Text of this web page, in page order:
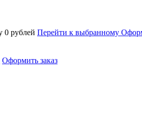
0 рублей Перейти к выбранному
Оформить заказ